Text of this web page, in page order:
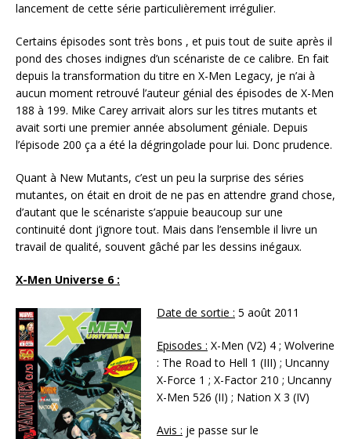
lancement de cette série particulièrement irrégulier.
Certains épisodes sont très bons , et puis tout de suite après il
pond des choses indignes d’un scénariste de ce calibre. En fait
depuis la transformation du titre en X-Men Legacy, je n’ai à
aucun moment retrouvé l’auteur génial des épisodes de X-Men
188 à 199. Mike Carey arrivait alors sur les titres mutants et
avait sorti une premier année absolument géniale. Depuis
l’épisode 200 ça a été la dégringolade pour lui. Donc prudence.
Quant à New Mutants, c’est un peu la surprise des séries
mutantes, on était en droit de ne pas en attendre grand chose,
d’autant que le scénariste s’appuie beaucoup sur une
continuité dont j’ignore tout. Mais dans l’ensemble il livre un
travail de qualité, souvent gâché par les dessins inégaux.
X-Men Universe 6 :
Date de sortie : 5 août 2011
Episodes : X-Men (V2) 4 ; Wolverine
: The Road to Hell 1 (III) ; Uncanny
X-Force 1 ; X-Factor 210 ; Uncanny
X-Men 526 (II) ; Nation X 3 (IV)
Avis : je passe sur le